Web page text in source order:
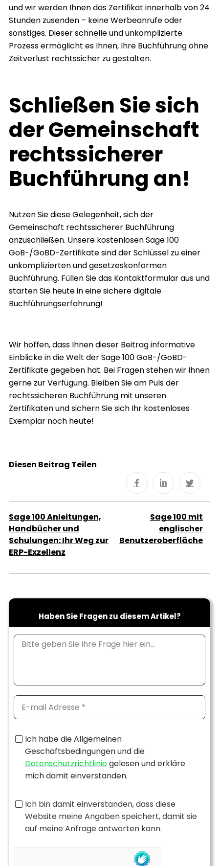
und wir werden Ihnen das Zertifikat innerhalb von 24
Stunden zusenden – keine Werbeanrufe oder
sonstiges. Dieser schnelle und unkomplizierte
Prozess ermöglicht es Ihnen, Ihre Buchführung ohne
Zeitverlust rechtssicher zu gestalten.
Schließen Sie sich
der Gemeinschaft
rechtssicherer
Buchführung an!
Nutzen Sie diese Gelegenheit, sich der
Gemeinschaft rechtssicherer Buchführung
anzuschließen. Unsere kostenlosen Sage 100
GoB-/GoBD-Zertifikate sind der Schlüssel zu einer
unkomplizierten und gesetzeskonformen
Buchführung. Füllen Sie das Kontaktformular aus und
starten Sie heute in eine sichere digitale
Buchführungserfahrung!
Wir hoffen, dass Ihnen dieser Beitrag informative
Einblicke in die Welt der Sage 100 GoB-/GoBD-
Zertifikate gegeben hat. Bei Fragen stehen wir Ihnen
gerne zur Verfügung. Bleiben Sie am Puls der
rechtssicheren Buchführung mit unseren
Zertifikaten und sichern Sie sich Ihr kostenloses
Exemplar noch heute!
Diesen Beitrag Teilen
Sage 100 Anleitungen,
Handbücher und
Schulungen: Ihr Weg zur
ERP-Exzellenz
Sage 100 mit
englischer
Benutzeroberfläche
Haben Sie Fragen zu diesem Artikel?
Ich habe die Allgemeinen
Geschäftsbedingungen und die
Datenschutzrichtliniegelesen und erkläre
mich damit einverstanden.
Ich bin damit einverstanden, dass diese
Website meine Angaben speichert, damit sie
auf meine Anfrage antworten kann.